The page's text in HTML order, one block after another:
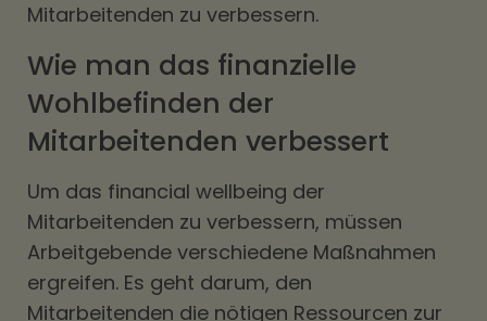
Mitarbeitenden zu verbessern.
Wie man das finanzielle
Wohlbefinden der
Mitarbeitenden verbessert
Um das financial wellbeing der
Mitarbeitenden zu verbessern, müssen
Arbeitgebende verschiedene Maßnahmen
ergreifen. Es geht darum, den
Mitarbeitenden die nötigen Ressourcen zur